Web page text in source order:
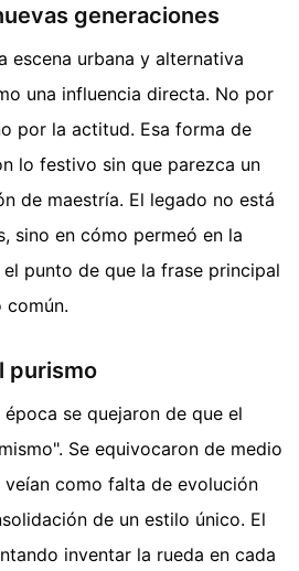
generaciones
escena urbana y alternativa
una influencia directa. No por
por la actitud. Esa forma de
lo festivo sin que parezca un
de maestría. El legado no está
sino en cómo permeó en la
punto de que la frase principal
común.
purismo
se quejaron de que el
Se equivocaron de medio
como falta de evolución
de un estilo único. El
inventar la rueda en cada